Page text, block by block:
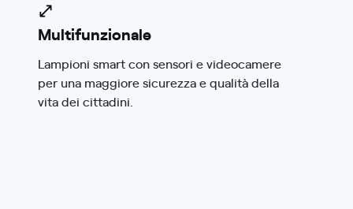
Multifunzionale
Lampioni smart con sensori e videocamere
per una maggiore sicurezza e qualità della
vita dei cittadini.